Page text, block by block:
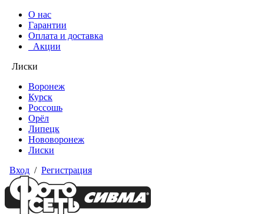
О нас
Гарантии
Оплата и доставка
Акции
Лиски
Воронеж
Курск
Россошь
Орёл
Липецк
Нововоронеж
Лиски
Вход / Регистрация